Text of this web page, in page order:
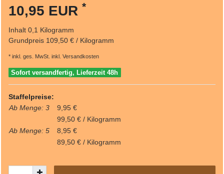
10,95 EUR *
Inhalt 0,1 Kilogramm
Grundpreis 109,50 € / Kilogramm
* inkl. ges. MwSt. inkl. Versandkosten
Sofort versandfertig, Lieferzeit 48h
Staffelpreise:
Ab Menge: 3
9,95 €
99,50 € / Kilogramm
Ab Menge: 5
8,95 €
89,50 € / Kilogramm